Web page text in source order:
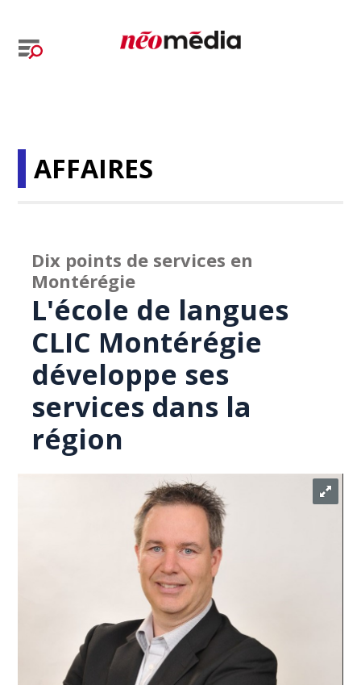
AFFAIRES
Dix points de services en
Montérégie
L'école de langues
CLIC Montérégie
développe ses
services dans la
région